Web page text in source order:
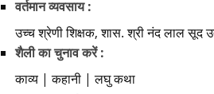
वर्तमान व्यवसाय :
उच्च श्रेणी शिक्षक, शास. श्री नंद लाल सूद
शैली का चुनाव करें :
काव्य | कहानी | लघु कथा